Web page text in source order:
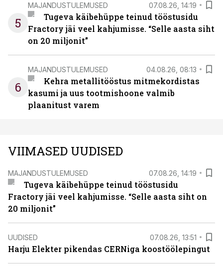
5
MAJANDUSTULEMUSED 07.08.26, 14:19
Tugeva käibehüppe teinud tööstusidu
Fractory jäi veel kahjumisse. “Selle aasta siht
on 20 miljonit”
6
MAJANDUSTULEMUSED 04.08.26, 08:13
Kehra metallitööstus mitmekordistas
kasumi ja uus tootmishoone valmib
plaanitust varem
VIIMASED UUDISED
MAJANDUSTULEMUSED 07.08.26, 14:19
Tugeva käibehüppe teinud tööstusidu
Fractory jäi veel kahjumisse. “Selle aasta siht on
20 miljonit”
UUDISED 07.08.26, 13:51
Harju Elekter pikendas CERNiga koostöölepingut